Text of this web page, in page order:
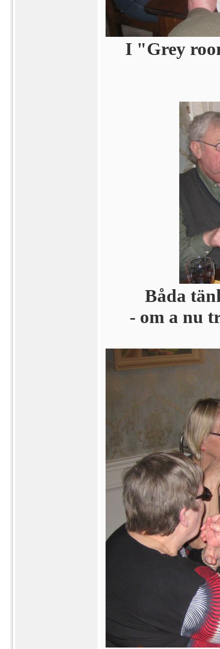
I "Grey
Båda
- om a nu